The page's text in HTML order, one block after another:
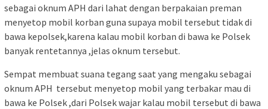
sebagai oknum APH dari lahat dengan berpakaian preman
menyetop mobil korban guna supaya mobil tersebut tidak di
bawa kepolsek,karena kalau mobil korban di bawa ke Polsek
banyak rentetannya ,jelas oknum tersebut.
Sempat membuat suana tegang saat yang mengaku sebagai
oknum APH tersebut menyetop mobil yang terbakar mau di
bawa ke Polsek ,dari Polsek wajar kalau mobil tersebut di bawa